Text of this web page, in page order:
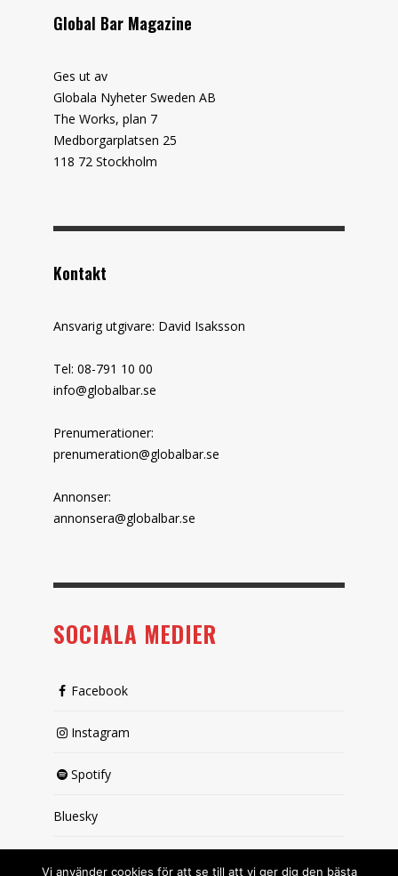
Global Bar Magazine
Ges ut av
Globala Nyheter Sweden AB
The Works, plan 7
Medborgarplatsen 25
118 72 Stockholm
Kontakt
Ansvarig utgivare: David Isaksson
Tel: 08-791 10 00
info@globalbar.se
Prenumerationer:
prenumeration@globalbar.se
Annonser:
annonsera@globalbar.se
SOCIALA MEDIER
Facebook
Instagram
Spotify
Bluesky
Vi använder cookies för att se till att vi ger dig den bästa